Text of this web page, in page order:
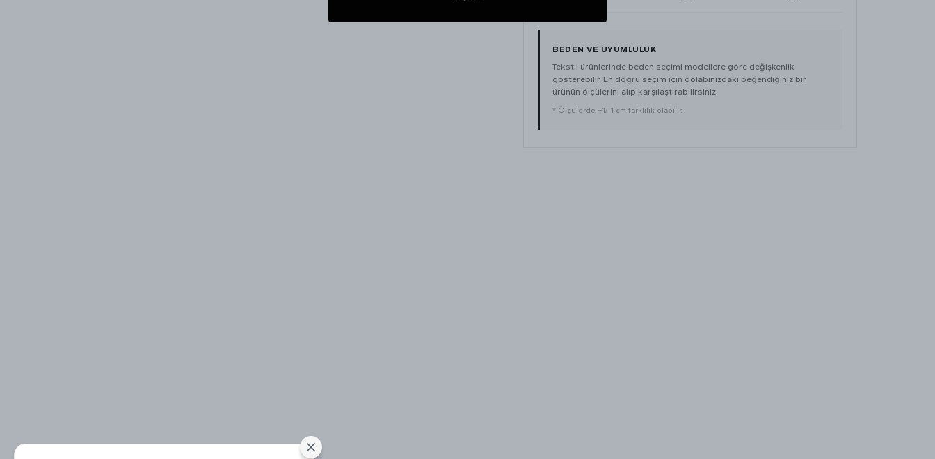
BEDEN VE UYUMLULUK
Tekstil ürünlerinde beden seçimi modellere göre değişkenlik
gösterebilir. En doğru seçim için dolabınızdaki beğendiğiniz bir
ürünün ölçülerini alıp karşılaştırabilirsiniz.
* Ölçülerde +1/-1 cm farklılık olabilir.